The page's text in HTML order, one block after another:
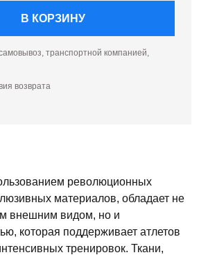
В КОРЗИНУ
транспортной компанией,
возврата
революционных
материалов, обладает не
внешним видом, но и
которая поддерживает атлетов
тренировок. Ткани,